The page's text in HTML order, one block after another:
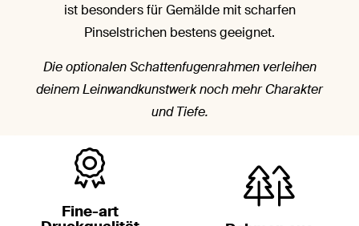
ist besonders für Gemälde mit scharfen
Pinselstrichen bestens geeignet.
Die optionalen Schattenfugenrahmen verleihen
deinem Leinwandkunstwerk noch mehr Charakter
und Tiefe.
Fine-art